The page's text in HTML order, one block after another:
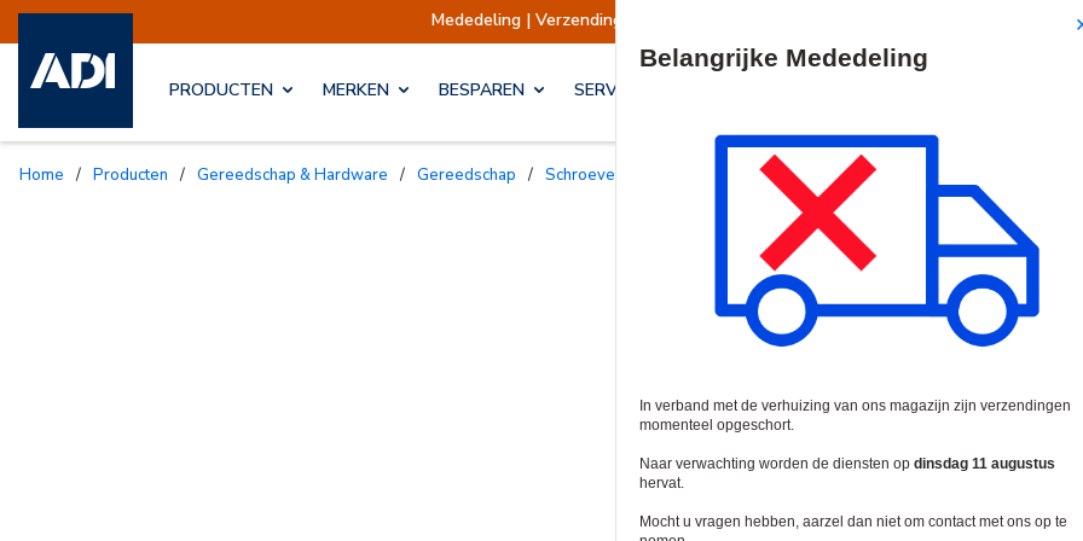
Mededeling | Verzendingen opgeschort Verzendingen worden
PRODUCTEN MERKEN BESPAREN SERVICES & OPLOSSINGEN
Home / Producten / Gereedschap & Hardware / Gereedschap / Schroevendraaiers